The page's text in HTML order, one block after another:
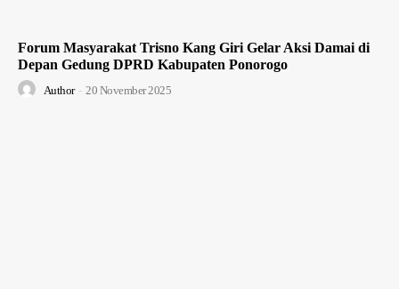
Forum Masyarakat Trisno Kang Giri Gelar Aksi Damai di
Depan Gedung DPRD Kabupaten Ponorogo
Author - 20 November 2025